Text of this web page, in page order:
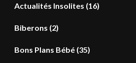
Actualités Insolites (16)
Biberons (2)
Bons Plans Bébé (35)